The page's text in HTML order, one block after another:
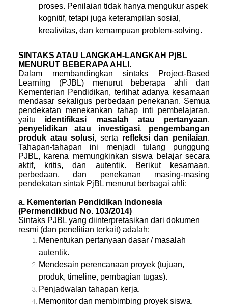
proses. Penilaian tidak hanya mengukur aspek
kognitif, tetapi juga keterampilan sosial,
kreativitas, dan kemampuan problem-solving.
SINTAKS ATAU LANGKAH-LANGKAH PjBL
MENURUT BEBERAPA AHLI .
Dalam membandingkan sintaks Project-Based
Learning (PJBL) menurut beberapa ahli dan
Kementerian Pendidikan, terlihat adanya kesamaan
mendasar sekaligus perbedaan penekanan. Semua
pendekatan menekankan tahap inti pembelajaran,
yaitu identifikasi masalah atau pertanyaan,
penyelidikan atau investigasi, pengembangan
produk atau solusi, serta refleksi dan penilaian.
Tahapan-tahapan ini menjadi tulang punggung
PJBL, karena memungkinkan siswa belajar secara
aktif, kritis, dan autentik. Berikut kesamaan,
perbedaan, dan penekanan masing-masing
pendekatan sintak PjBL menurut berbagai ahli:
a. Kementerian Pendidikan Indonesia
(Permendikbud No. 103/2014)
Sintaks PJBL yang diinterpretasikan dari dokumen
resmi (dan penelitian terkait) adalah:
Menentukan pertanyaan dasar / masalah
autentik.
Mendesain perencanaan proyek (tujuan,
produk, timeline, pembagian tugas).
Penjadwalan tahapan kerja.
Memonitor dan membimbing proyek siswa.